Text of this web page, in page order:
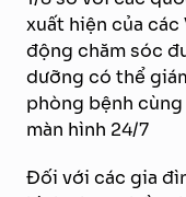
xuất hiện của
động chăm sóc
dưỡng có thể
phòng bệnh
màn hình 24/7
Đối với các gia